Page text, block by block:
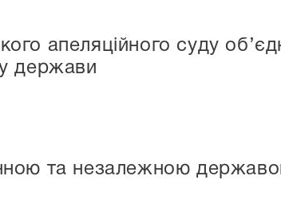
апеляційного суду
держави
та незалежною